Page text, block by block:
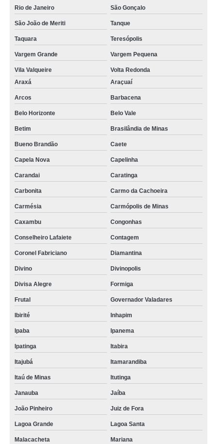
Rio de Janeiro São Gonçalo
São João de Meriti Tanque
Taquara Teresópolis
Vargem Grande Vargem Pequena
Vila Valqueire
Volta Redonda
Araxá
Araçuaí
Arcos Barbacena
Belo Horizonte Belo Vale
Betim Brasilândia de Minas
Bueno Brandão Caete
Capela Nova Capelinha
Carandai Caratinga
Carbonita Carmo da Cachoeira
Carmésia Carmópolis de Minas
Caxambu Congonhas
Conselheiro Lafaiete Contagem
Coronel Fabriciano Diamantina
Divino Divinopolis
Divisa Alegre Formiga
Frutal Governador Valadares
Ibirité Inhapim
Ipaba Ipanema
Ipatinga Itabira
Itajubá Itamarandiba
Itaú de Minas Itutinga
Janauba Jaíba
João Pinheiro Juiz de Fora
Lagoa Grande Lagoa Santa
Malacacheta Mariana